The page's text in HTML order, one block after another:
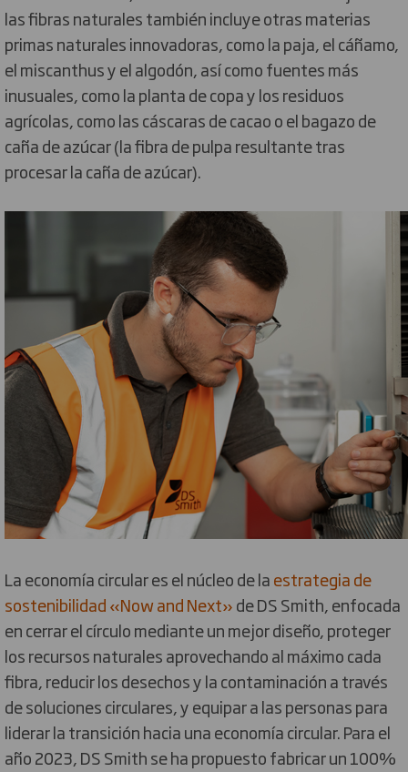
las fibras naturales también incluye otras materias
primas naturales innovadoras, como la paja, el cáñamo,
el miscanthus y el algodón, así como fuentes más
inusuales, como la planta de copa y los residuos
agrícolas, como las cáscaras de cacao o el bagazo de
caña de azúcar (la fibra de pulpa resultante tras
procesar la caña de azúcar).
La economía circular es el núcleo de laestrategia de
sostenibilidad «Now and Next»de DS Smith, enfocada
en cerrar el círculo mediante un mejor diseño, proteger
los recursos naturales aprovechando al máximo cada
fibra, reducir los desechos y la contaminación a través
de soluciones circulares, y equipar a las personas para
liderar la transición hacia una economía circular. Para el
año 2023, DS Smith se ha propuesto fabricar un 100%